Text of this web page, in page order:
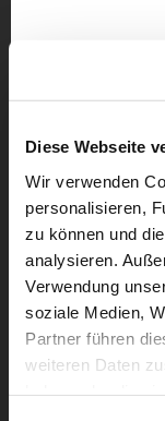
Diese Webseite
Wir verwenden
personalisieren,
zu können und
analysieren.
Verwendung
soziale Medien,
Partner führen
weiteren Daten